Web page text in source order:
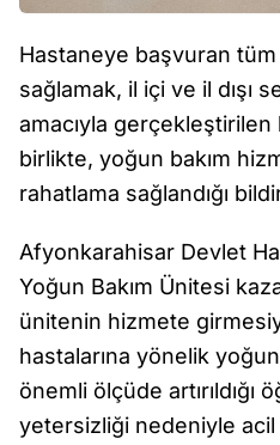
Hastaneye başvuran
sağlamak, il içi ve il dışı
amacıyla gerçekleştirilen
birlikte, yoğun bakım
rahatlama sağlandığı
Afyonkarahisar Devlet
Yoğun Bakım Ünitesi
ünitenin hizmete
hastalarına yönelik
önemli ölçüde artırıldığı
yetersizliği nedeniyle